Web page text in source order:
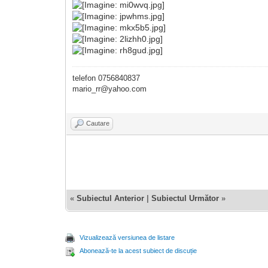
telefon 0756840837
mario_rr@yahoo.com
Cautare
«Subiectul Anterior |Subiectul Următor »
Vizualizează versiunea de listare
Abonează-te la acest subiect de discuție